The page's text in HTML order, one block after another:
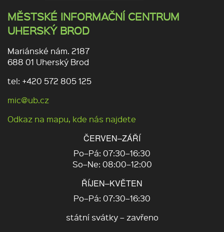
MĚSTSKÉ INFORMAČNÍ CENTRUM
UHERSKÝ BROD
Mariánské nám. 2187
688 01 Uherský Brod
tel: +420 572 805 125
mic@ub.cz
Odkaz na mapu, kde nás najdete
ČERVEN–ZÁŘÍ
Po–Pá: 07:30–16:30
So–Ne: 08:00–12:00
ŘÍJEN–KVĚTEN
Po–Pá: 07:30–16:30
státní svátky – zavřeno